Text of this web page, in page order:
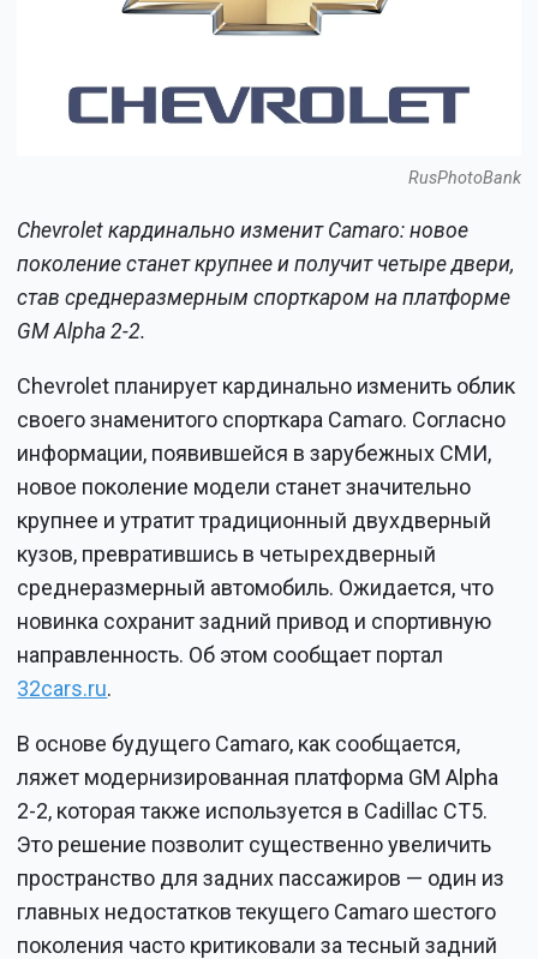
RusPhotoBank
Chevrolet кардинально изменит Camaro: новое
поколение станет крупнее и получит четыре двери,
став среднеразмерным спорткаром на платформе
GM Alpha 2-2.
Chevrolet планирует кардинально изменить облик
своего знаменитого спорткара Camaro. Согласно
информации, появившейся в зарубежных СМИ,
новое поколение модели станет значительно
крупнее и утратит традиционный двухдверный
кузов, превратившись в четырехдверный
среднеразмерный автомобиль. Ожидается, что
новинка сохранит задний привод и спортивную
направленность. Об этом сообщает портал
32cars.ru.
В основе будущего Camaro, как сообщается,
ляжет модернизированная платформа GM Alpha
2-2, которая также используется в Cadillac CT5.
Это решение позволит существенно увеличить
пространство для задних пассажиров — один из
главных недостатков текущего Camaro шестого
поколения часто критиковали за тесный задний